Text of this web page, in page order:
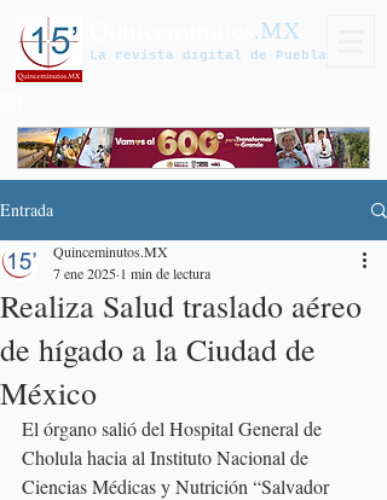
.MX
La revista digital de Puebla
Entrada
Realiza Salud traslado aéreo
de hígado a la Ciudad de
México
Quinceminutos.MX
7 ene 2025 1 min de lectura
El órgano salió del Hospital General de
Cholula hacia al Instituto Nacional de
Ciencias Médicas y Nutrición “Salvador